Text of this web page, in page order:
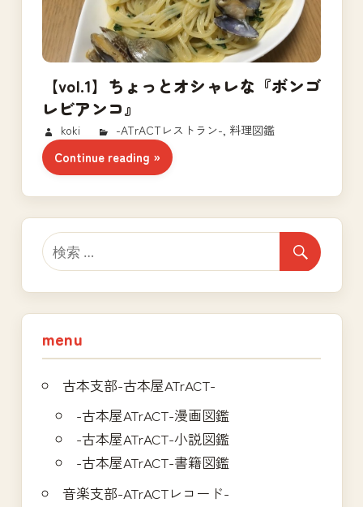
【vol.1】ちょっとオシャレな『ボンゴ
レビアンコ』
2018/02/16
koki -ATrACTレストラン-, 料理図鑑
Continue reading
menu
古本支部-古本屋ATrACT-
-古本屋ATrACT-漫画図鑑
-古本屋ATrACT-小説図鑑
-古本屋ATrACT-書籍図鑑
音楽支部-ATrACTレコード-